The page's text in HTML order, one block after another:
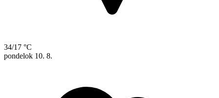
34/17 °C
pondelok 10. 8.